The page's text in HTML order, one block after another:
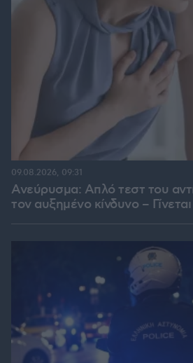
Ανεύρυσμα: Απλό τεστ του
τον αυξημένο κίνδυνο –
09.08.2026, 09:31